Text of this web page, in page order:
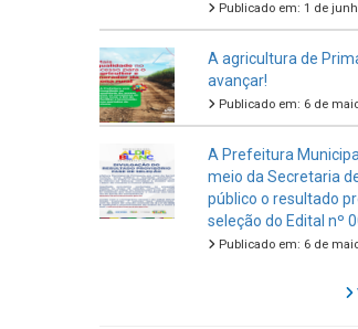
Publicado em: 1 de
A agricultura de
avançar!
Publicado em: 6 de
A Prefeitura
meio da Secretaria
público o resultado
seleção do Edital nº
Publicado em: 6 de